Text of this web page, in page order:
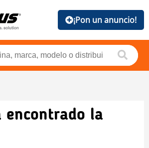
¡Pon un anuncio!
encontrado la